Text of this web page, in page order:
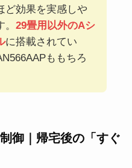
ど効果を実感しや
29畳用以外のAシ
に搭載されてい
ももちろ
御｜帰宅後の「すぐ